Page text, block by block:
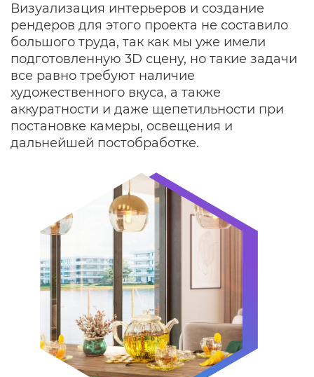
Визуализация интерьеров и создание
рендеров для этого проекта не составило
большого труда, так как мы уже имели
подготовленную 3D сцену, но такие задачи
все равно требуют наличие
художественного вкуса, а также
аккуратности и даже щепетильности при
постановке камеры, освещения и
дальнейшей постобработке.